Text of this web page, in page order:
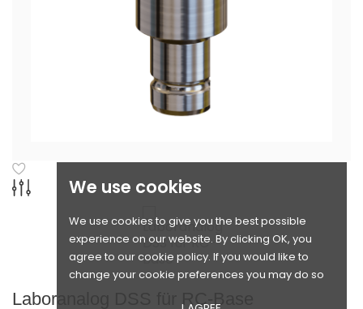
We use cookies
We use cookies to give you the best possible
experience on our website. By clicking OK, you
agree to our cookie policy. If you would like to
change your cookie preferences you may do so
Laboranalog DSS für RC-Base